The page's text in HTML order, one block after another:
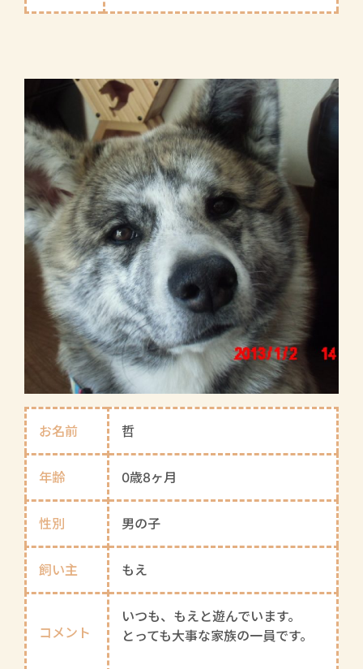
お名前 哲
年齢 0歳8ヶ月
性別 男の子
飼い主 もえ
コメント
いつも、もえと遊んでいます。
とっても大事な家族の一員です。